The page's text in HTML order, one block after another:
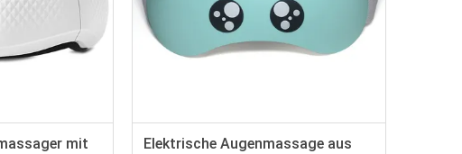
mit
Elektrische Augenmassage aus